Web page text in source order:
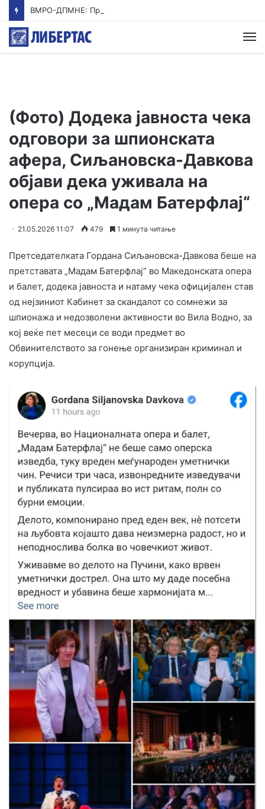
(Фото) Додека јавноста чека
одговори за шпионската
афера, Сиљановска-Давкова
објави дека уживала на
опера со „Мадам Батерфлај“
21.05.2026 11:07 479 1 минута читање
Претседателката Гордана Сиљановска-Давкова беше на
претставата „Мадам Батерфлај“ во Македонската опера
и балет, додека јавноста и натаму чека официјален став
од нејзиниот Кабинет за скандалот со сомнежи за
шпионажа и недозволени активности во Вила Водно, за
кој веќе пет месеци се води предмет во
Обвинителството за гонење организиран криминал и
корупција.